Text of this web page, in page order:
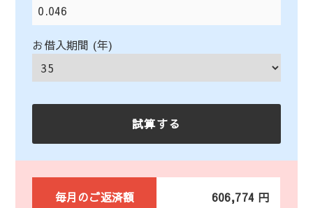
お借入期間 (年)
毎月のご返済額 606,774 円